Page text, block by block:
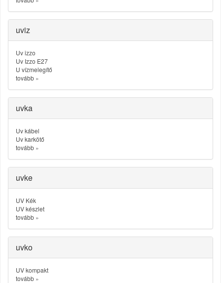
uviz
Uv izzo
Uv Izzo E27
U vízmelegítő
tovább »
uvka
Uv kábel
Uv karkötő
tovább »
uvke
UV Kék
UV készlet
tovább »
uvko
UV kompakt
tovább »